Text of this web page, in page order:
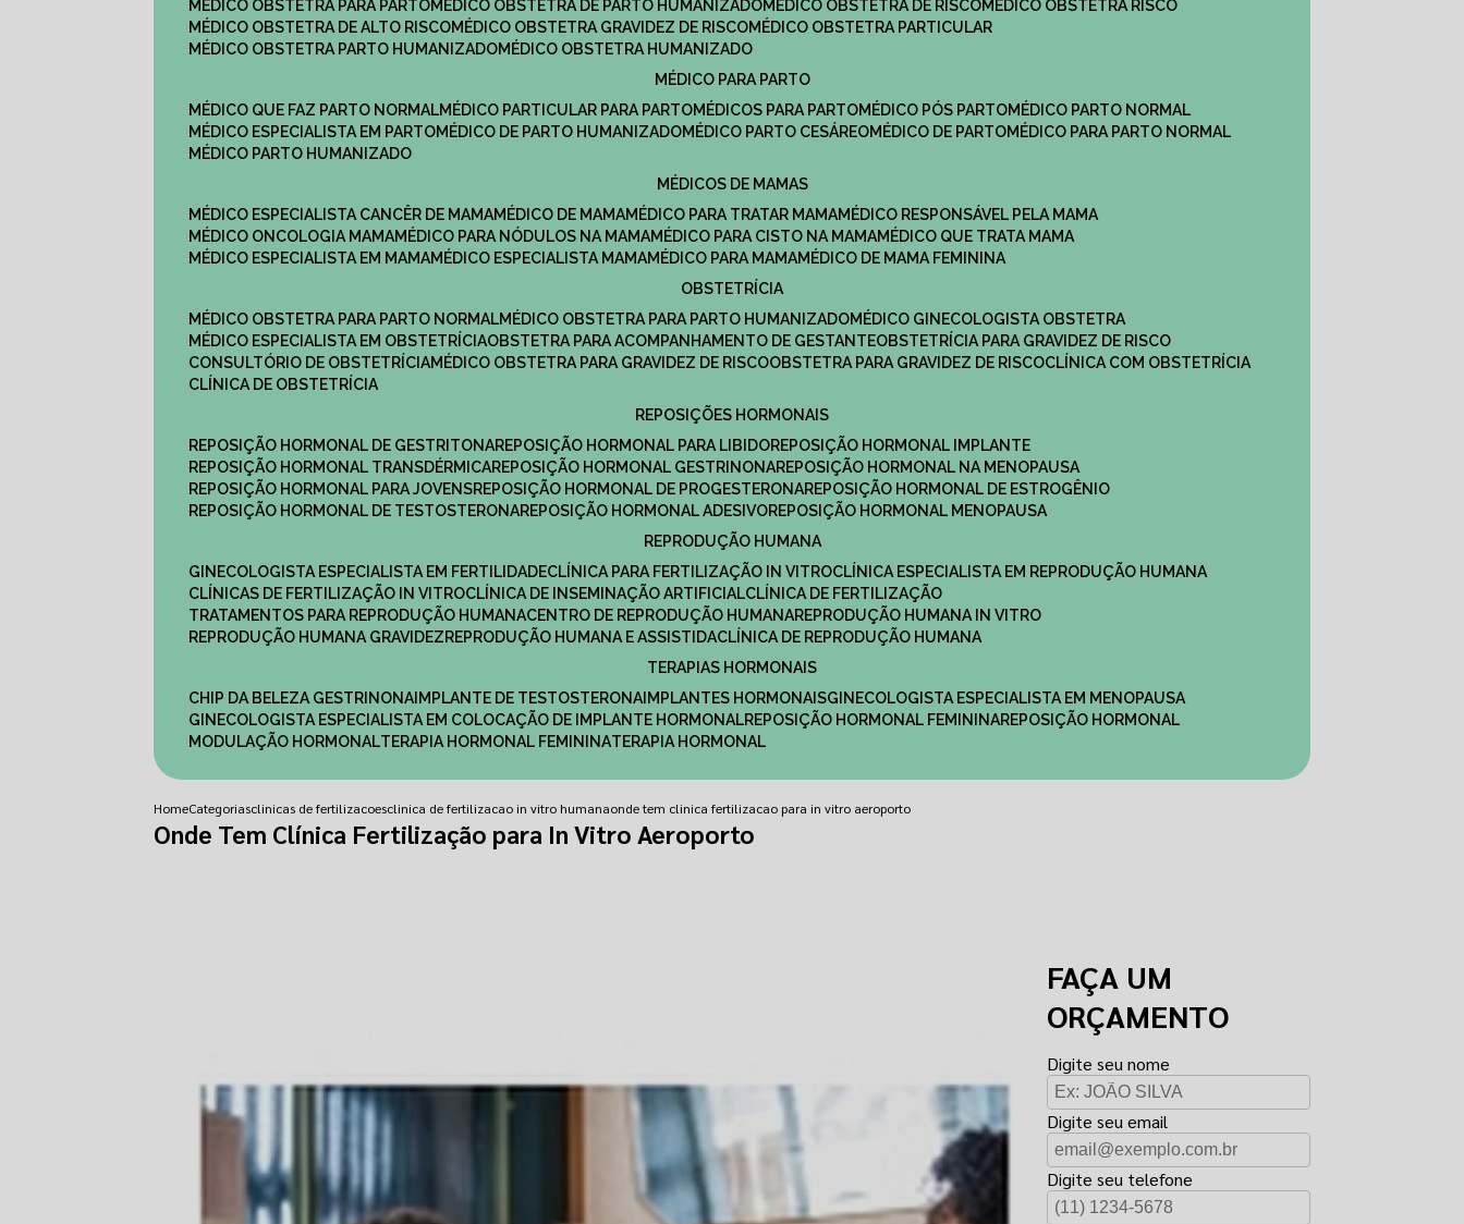
MÉDICO OBSTETRA PARA PARTO
MÉDICO OBSTETRA DE PARTO HUMANIZADO MÉDICO OBSTETRA DE RISCO
MÉDICO OBSTETRA RISCO
MÉDICO OBSTETRA DE ALTO RISCO
MÉDICO OBSTETRA GRAVIDEZ DE RISCO
MÉDICO OBSTETRA PARTICULAR
MÉDICO OBSTETRA PARTO HUMANIZADO
MÉDICO OBSTETRA HUMANIZADO
MÉDICO PARA PARTO
MÉDICO QUE FAZ PARTO NORMAL
MÉDICO PARTICULAR PARA PARTO MÉDICOS PARA PARTO MÉDICO PÓS PARTO
MÉDICO PARTO NORMAL
MÉDICO ESPECIALISTA EM PARTO
MÉDICO DE PARTO HUMANIZADO MÉDICO PARTO CESÁREO MÉDICO DE PARTO
MÉDICO PARA PARTO NORMAL
MÉDICO PARTO HUMANIZADO
MÉDICOS DE MAMAS
MÉDICO ESPECIALISTA CANCÊR DE MAMA
MÉDICO DE MAMA MÉDICO PARA TRATAR MAMA
MÉDICO RESPONSÁVEL PELA MAMA
MÉDICO ONCOLOGIA MAMA
MÉDICO PARA NÓDULOS NA MAMA MÉDICO PARA CISTO NA MAMA
MÉDICO QUE TRATA MAMA
MÉDICO ESPECIALISTA EM MAMA
MÉDICO ESPECIALISTA MAMA MÉDICO PARA MAMA
MÉDICO DE MAMA FEMININA
OBSTETRÍCIA
MÉDICO OBSTETRA PARA PARTO NORMAL
MÉDICO OBSTETRA PARA PARTO HUMANIZADO
MÉDICO GINECOLOGISTA OBSTETRA
MÉDICO ESPECIALISTA EM OBSTETRÍCIA
OBSTETRA PARA ACOMPANHAMENTO DE GESTANTE
OBSTETRÍCIA PARA GRAVIDEZ DE RISCO
CONSULTÓRIO DE OBSTETRÍCIA
MÉDICO OBSTETRA PARA GRAVIDEZ DE RISCO OBSTETRA PARA GRAVIDEZ DE RISCO
CLÍNICA COM OBSTETRÍCIA
CLÍNICA DE OBSTETRÍCIA
REPOSIÇÕES HORMONAIS
REPOSIÇÃO HORMONAL DE GESTRITONA
REPOSIÇÃO HORMONAL PARA LIBIDO
REPOSIÇÃO HORMONAL IMPLANTE
REPOSIÇÃO HORMONAL TRANSDÉRMICA
REPOSIÇÃO HORMONAL GESTRINONA
REPOSIÇÃO HORMONAL NA MENOPAUSA
REPOSIÇÃO HORMONAL PARA JOVENS
REPOSIÇÃO HORMONAL DE PROGESTERONA
REPOSIÇÃO HORMONAL DE ESTROGÊNIO
REPOSIÇÃO HORMONAL DE TESTOSTERONA
REPOSIÇÃO HORMONAL ADESIVO
REPOSIÇÃO HORMONAL MENOPAUSA
REPRODUÇÃO HUMANA
GINECOLOGISTA ESPECIALISTA EM FERTILIDADE
CLÍNICA PARA FERTILIZAÇÃO IN VITRO
CLÍNICA ESPECIALISTA EM REPRODUÇÃO HUMANA
CLÍNICAS DE FERTILIZAÇÃO IN VITRO
CLÍNICA DE INSEMINAÇÃO ARTIFICIAL
CLÍNICA DE FERTILIZAÇÃO
TRATAMENTOS PARA REPRODUÇÃO HUMANA
CENTRO DE REPRODUÇÃO HUMANA
REPRODUÇÃO HUMANA IN VITRO
REPRODUÇÃO HUMANA GRAVIDEZ
REPRODUÇÃO HUMANA E ASSISTIDA
CLÍNICA DE REPRODUÇÃO HUMANA
TERAPIAS HORMONAIS
CHIP DA BELEZA GESTRINONA IMPLANTE DE TESTOSTERONA IMPLANTES HORMONAIS
GINECOLOGISTA ESPECIALISTA EM MENOPAUSA
GINECOLOGISTA ESPECIALISTA EM COLOCAÇÃO DE IMPLANTE HORMONAL
REPOSIÇÃO HORMONAL FEMININA
REPOSIÇÃO HORMONAL
MODULAÇÃO HORMONAL
TERAPIA HORMONAL FEMININA TERAPIA HORMONAL
HomeCategoriasclinicas de fertilizacoesclinica de fertilizacao in vitro humanaonde tem clinica fertilizacao para in vitro aeroporto
Onde Tem Clínica Fertilização para In Vitro Aeroporto
FAÇA UM
ORÇAMENTO
Digite seu nome
Digite seu email
Digite seu telefone